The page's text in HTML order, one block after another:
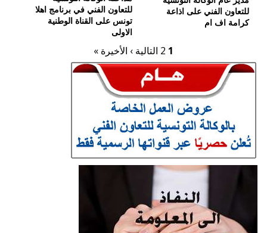
للتعاون الفني على اذاعة
كرامة اف ام
للتعاون الفني في برنامج اهلا
تونس على القناة الوطنية
الاولى
1
2 التالية › الأخيرة »